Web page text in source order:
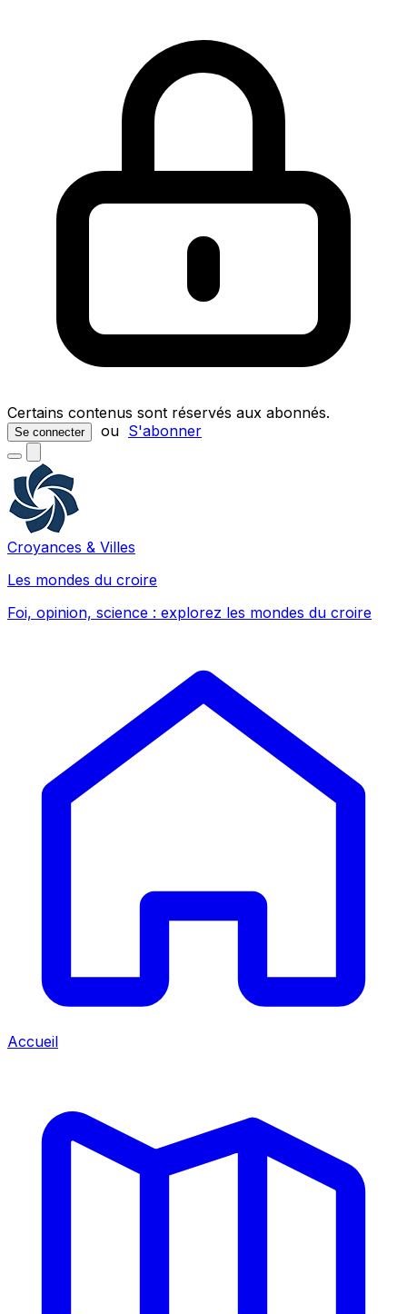
Certains contenus sont réservés aux abonnés.
Se connecter ou S'abonner
Croyances & Villes
Les mondes du croire
Foi, opinion, science : explorez les mondes du croire
Accueil